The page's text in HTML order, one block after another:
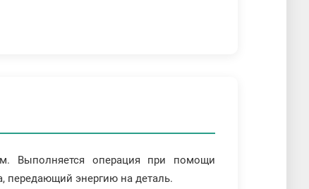
Выполняется операция при помощи
передающий энергию на деталь.